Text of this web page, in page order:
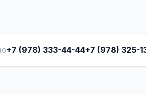
+7 (978) 333-44-44+7 (978) 325-